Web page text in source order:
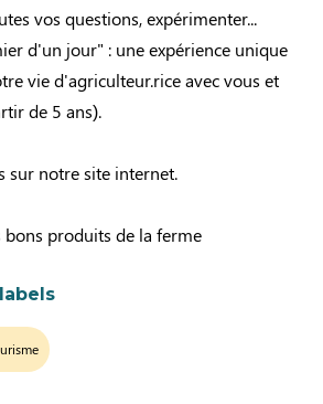
vos questions, expérimenter...
d'un jour" : une expérience unique
vie d'agriculteur.rice avec vous et
de 5 ans).
sur notre site internet.
bons produits de la ferme